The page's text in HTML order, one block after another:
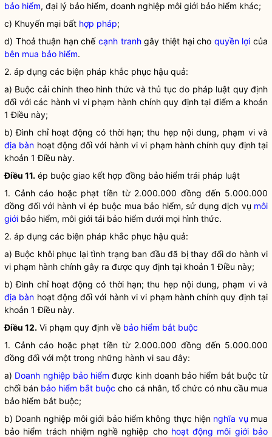
bảo hiểm, đại lý bảo hiểm, doanh nghiệp môi giới bảo hiểm khác;
c) Khuyến mại bất hợp pháp;
d) Thoả thuận hạn chếcạnh tranhgây thiệt hại cho quyền lợi của
bên mua bảo hiểm.
2. áp dụng các biện pháp khắc phục hậu quả:
a) Buộc cải chính theo hình thức và thủ tục do pháp luật quy định
đối với các hành vi vi phạm hành chính quy định tại điểm a khoản
1 Điều này;
b) Đình chỉ hoạt động có thời hạn; thu hẹp nội dung, phạm vi và
địa bàn hoạt động đối với hành vi vi phạm hành chính quy định tại
khoản 1 Điều này.
Điều 11. ép buộc giao kết hợp đồng bảo hiểm trái pháp luật
1. Cảnh cáo hoặc phạt tiền từ 2.000.000 đồng đến 5.000.000
đồng đối với hành vi ép buộc mua bảo hiểm, sử dụng dịch vụ môi
giới bảo hiểm, môi giới tái bảo hiểm dưới mọi hình thức.
2. áp dụng các biện pháp khắc phục hậu quả:
a) Buộc khôi phục lại tình trạng ban đầu đã bị thay đổi do hành vi
vi phạm hành chính gây ra được quy định tại khoản 1 Điều này;
b) Đình chỉ hoạt động có thời hạn; thu hẹp nội dung, phạm vi và
địa bàn hoạt động đối với hành vi vi phạm hành chính quy định tại
khoản 1 Điều này.
Điều 12. Vi phạm quy định về bảo hiểm bắt buộc
1. Cảnh cáo hoặc phạt tiền từ 2.000.000 đồng đến 5.000.000
đồng đối với một trong những hành vi sau đây:
a) Doanh nghiệp bảo hiểm được kinh doanh bảo hiểm bắt buộc từ
chối bán bảo hiểm bắt buộc cho cá nhân, tổ chức có nhu cầu mua
bảo hiểm bắt buộc;
b) Doanh nghiệp môi giới bảo hiểm không thực hiện nghĩa vụ mua
bảo hiểm trách nhiệm nghề nghiệp cho hoạt động môi giới bảo